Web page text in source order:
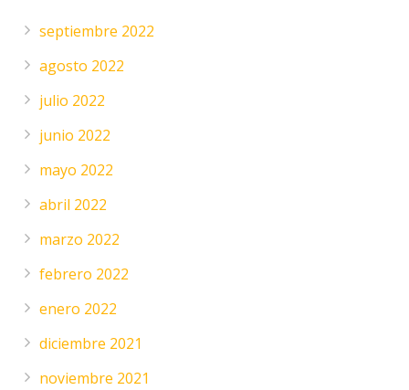
septiembre 2022
agosto 2022
julio 2022
junio 2022
mayo 2022
abril 2022
marzo 2022
febrero 2022
enero 2022
diciembre 2021
noviembre 2021